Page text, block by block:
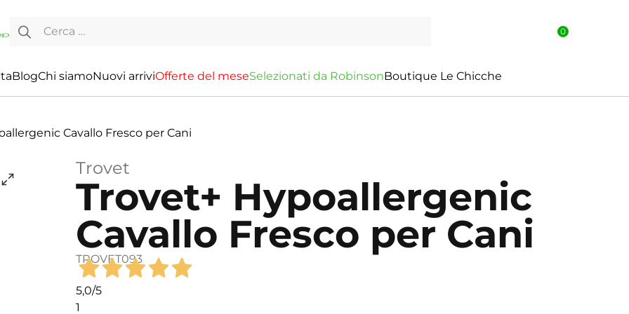
Ricerca per:
0
BlogChi siamoNuovi arriviOfferte del meseSelezionati da RobinsonBoutique Le Chicche
Cavallo Fresco per Cani
Trovet
Trovet+ Hypoallergenic
Cavallo Fresco per Cani
TROVET093
5,0/5
1